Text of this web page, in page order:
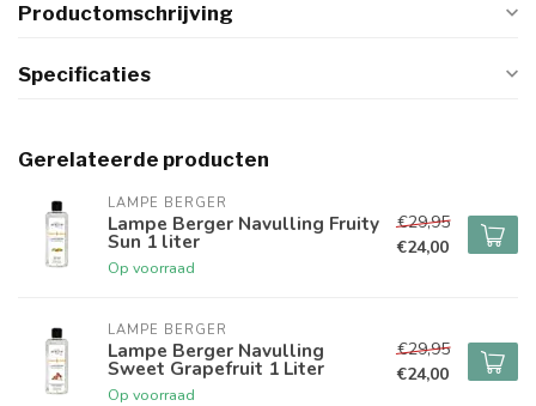
Productomschrijving
Specificaties
Gerelateerde producten
LAMPE BERGER
Lampe Berger Navulling Fruity
Sun 1 liter
Op voorraad
€29,95
€24,00
LAMPE BERGER
Lampe Berger Navulling
Sweet Grapefruit 1 Liter
Op voorraad
€29,95
€24,00